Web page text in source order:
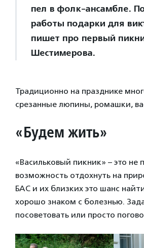
пел в фолк-ансамбле.
работы подарки для
пишет про первый
Шестимерова.
Традиционно на празднике
срезанные люпины, ромашки,
«Будем жить»
«Васильковый пикник» – это не
возможность отдохнуть на
БАС и их близких это шанс
хорошо знаком с болезнью.
посоветовать или просто